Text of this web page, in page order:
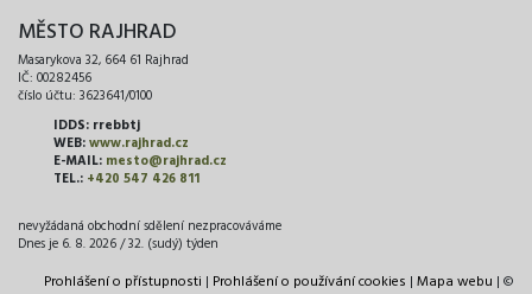
MĚSTO RAJHRAD
Masarykova 32, 664 61 Rajhrad
IČ: 00282456
číslo účtu: 3623641/0100
IDDS: rrebbtj
WEB:www.rajhrad.cz
E-MAIL: mesto@rajhrad.cz
TEL.: +420 547 426 811
nevyžádaná obchodní sdělení nezpracováváme
Dnes je 6. 8. 2026 / 32. (sudý) týden
Prohlášení o přístupnosti | Prohlášení o používání cookies | Mapa webu | ©